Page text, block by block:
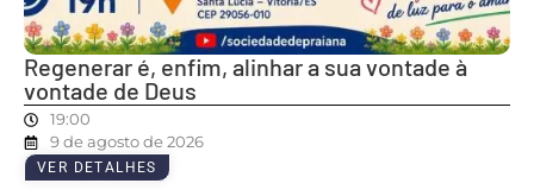
Regenerar é, enfim, alinhar a sua vontade à
vontade de Deus
19:00
9 de agosto de 2026
VER DETALHES